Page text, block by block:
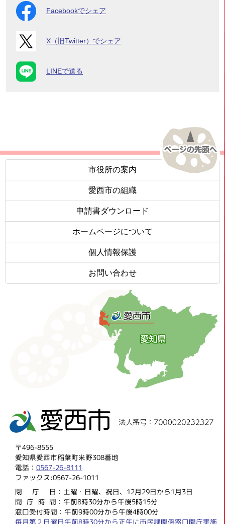
Facebookでシェア
X（旧Twitter）でシェア
LINEで送る
市役所の案内
愛西市の組織
申請書ダウンロード
ホームページについて
個人情報保護
お問い合わせ
〒496-8555
愛知県愛西市稲葉町米野308番地
電話：0567-26-8111
ファックス:0567-26-1011
閉庁 日：土曜・日曜、祝日、12月29日から1月3日
開庁時 間：午前8時30分から午後5時15分
窓口受付時間：午前9時00分から午後4時00分
毎月第２日曜日午前8時30分から正午に市民課関係窓口開庁実施